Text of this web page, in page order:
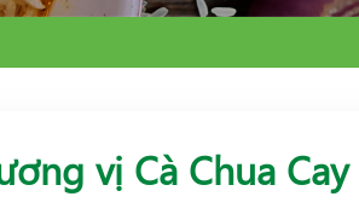
vị Cà Chua Cay